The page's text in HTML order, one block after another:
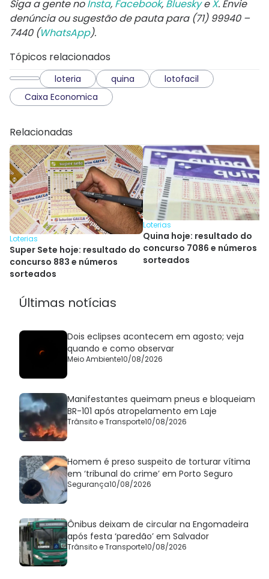
Siga a gente noInsta, Facebook, BlueskyeX. Envie
denúncia ou sugestão de pauta para (71) 99940 –
7440 (WhatsApp).
Tópicos relacionados
loteria quina
lotofacil
Caixa Economica
Relacionadas
Loterias
Super Sete hoje: resultado do
concurso 883 e números
sorteados
Loterias
Quina hoje: resultado do
concurso 7086 e números
sorteados
Últimas notícias
Dois eclipses acontecem em agosto; veja
quando e como observar
Meio Ambiente10/08/2026
Manifestantes queimam pneus e bloqueiam
BR-101 após atropelamento em Laje
Trânsito e Transporte10/08/2026
Homem é preso suspeito de torturar vítima
em ‘tribunal do crime’ em Porto Seguro
Segurança10/08/2026
Ônibus deixam de circular na Engomadeira
após festa ‘paredão’ em Salvador
Trânsito e Transporte10/08/2026